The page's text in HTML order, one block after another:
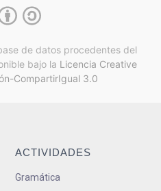
de datos procedentes del
bajo la Licencia Creative
CompartirIgual 3.0
ACTIVIDADES
Gramática